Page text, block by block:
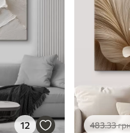
12 483.33